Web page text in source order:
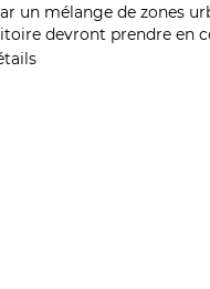
un mélange de zones
devront prendre en